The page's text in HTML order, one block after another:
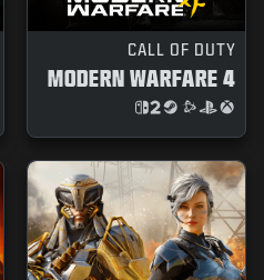
CALL OF DUTY
MODERN WARFARE 4